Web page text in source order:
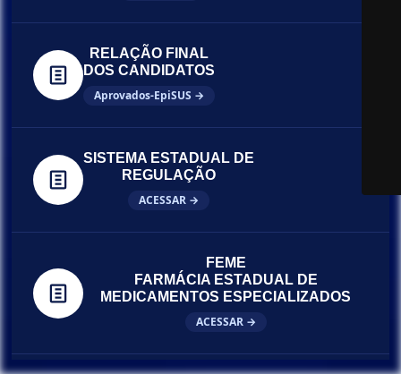
RELAÇÃO FINAL
DOS CANDIDATOS
Aprovados-EpiSUS →
SISTEMA ESTADUAL DE
REGULAÇÃO
ACESSAR →
FEME
FARMÁCIA ESTADUAL DE
MEDICAMENTOS ESPECIALIZADOS
ACESSAR →